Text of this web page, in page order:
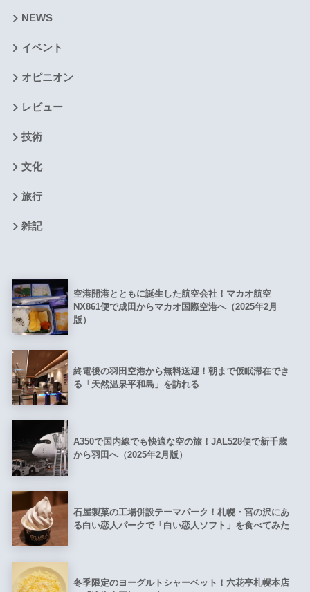
NEWS
イベント
オピニオン
レビュー
技術
文化
旅行
雑記
空港開港とともに誕生した航空会社！マカオ航空
NX861便で成田からマカオ国際空港へ（2025年2月
版）
終電後の羽田空港から無料送迎！朝まで仮眠滞在でき
る「天然温泉平和島」を訪れる
A350で国内線でも快適な空の旅！JAL528便で新千歳
から羽田へ（2025年2月版）
石屋製菓の工場併設テーマパーク！札幌・宮の沢にあ
る白い恋人パークで「白い恋人ソフト」を食べてみた
冬季限定のヨーグルトシャーベット！六花亭札幌本店